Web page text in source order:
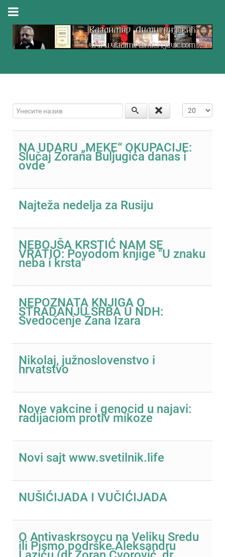
Унесите назив Приказ #
NA UDARU „MEKE“ OKUPACIJE:
Slučaj Zorana Buljugića danas i
ovde
Najteža nedelja za Rusiju
NEBOJŠA KRSTIĆ NAM SE
VRATIO: Povodom knjige "U znaku
neba i krsta"
NEPOZNATA KNJIGA O
STRADANJU SRBA U NDH:
Svedočenje Žana Izara
Nikolaj, južnoslovenstvo i
hrvatstvo
Nove vakcine i genocid u najavi:
radijaciom protiv mikoze
Novi sajt www.svetilnik.life
NUŠIĆIJADA I VUČIĆIJADA
O Antivaskrsovcu na Veliku Sredu
ili Pismo podrške Aleksandru